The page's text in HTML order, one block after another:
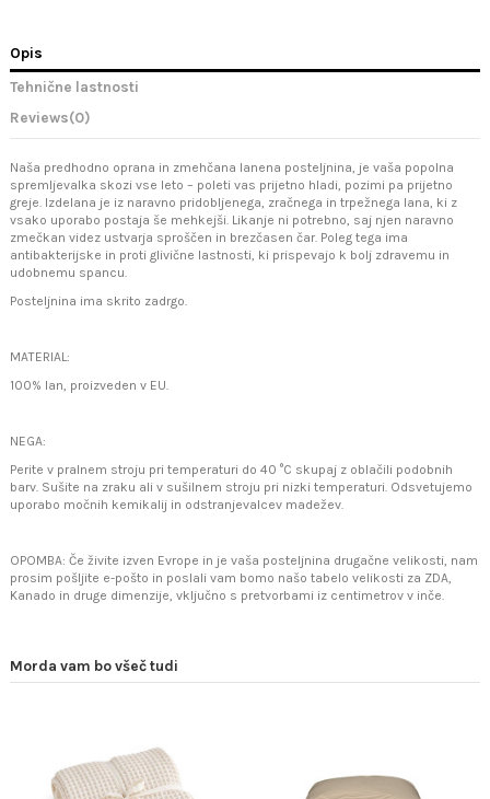
Opis
Tehnične lastnosti
Reviews(0)
Naša predhodno oprana in zmehčana lanena posteljnina, je vaša popolna
spremljevalka skozi vse leto – poleti vas prijetno hladi, pozimi pa prijetno
greje. Izdelana je iz naravno pridobljenega, zračnega in trpežnega lana, ki z
vsako uporabo postaja še mehkejši. Likanje ni potrebno, saj njen naravno
zmečkan videz ustvarja sproščen in brezčasen čar. Poleg tega ima
antibakterijske in proti glivične lastnosti, ki prispevajo k bolj zdravemu in
udobnemu spancu.
Posteljnina ima skrito zadrgo.
MATERIAL:
100% lan, proizveden v EU.
NEGA:
Perite v pralnem stroju pri temperaturi do 40 °C skupaj z oblačili podobnih
barv. Sušite na zraku ali v sušilnem stroju pri nizki temperaturi. Odsvetujemo
uporabo močnih kemikalij in odstranjevalcev madežev.
OPOMBA: Če živite izven Evrope in je vaša posteljnina drugačne velikosti, nam
prosim pošljite e-pošto in poslali vam bomo našo tabelo velikosti za ZDA,
Kanado in druge dimenzije, vključno s pretvorbami iz centimetrov v inče.
Morda vam bo všeč tudi